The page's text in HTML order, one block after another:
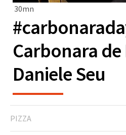
30mn
Carbonara de
Daniele Seu
PIZZA